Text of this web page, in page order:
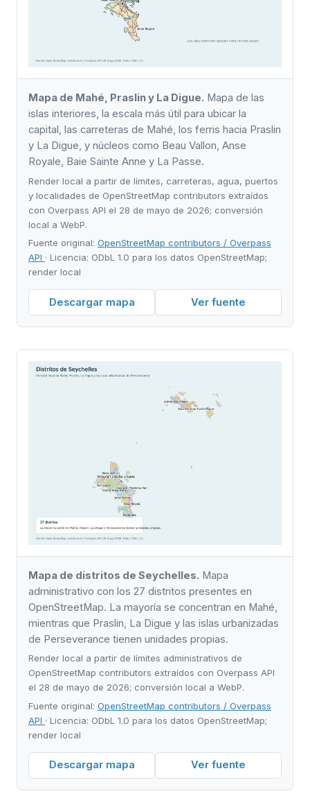
Mapa de Mahé, Praslin y La Digue. Mapa de las
islas interiores, la escala más útil para ubicar la
capital, las carreteras de Mahé, los ferris hacia Praslin
y La Digue, y núcleos como Beau Vallon, Anse
Royale, Baie Sainte Anne y La Passe.
Render local a partir de límites, carreteras, agua, puertos
y localidades de OpenStreetMap contributors extraídos
con Overpass API el 28 de mayo de 2026; conversión
local a WebP.
Fuente original: OpenStreetMap contributors / Overpass
API · Licencia: ODbL 1.0 para los datos OpenStreetMap;
render local
Descargar mapa Ver fuente
Mapa de distritos de Seychelles. Mapa
administrativo con los 27 distritos presentes en
OpenStreetMap. La mayoría se concentran en Mahé,
mientras que Praslin, La Digue y las islas urbanizadas
de Perseverance tienen unidades propias.
Render local a partir de límites administrativos de
OpenStreetMap contributors extraídos con Overpass API
el 28 de mayo de 2026; conversión local a WebP.
Fuente original: OpenStreetMap contributors / Overpass
API · Licencia: ODbL 1.0 para los datos OpenStreetMap;
render local
Descargar mapa Ver fuente